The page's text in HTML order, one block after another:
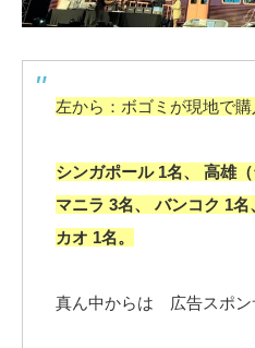
左から：ボゴミが現地で
シンガポール 1名、 高雄（
マニラ 3名、 バンコク 1
カオ 1名。
真ん中からは 広告スポン